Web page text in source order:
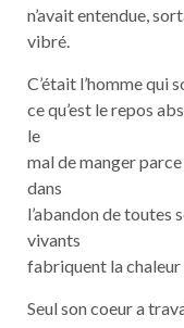
n’avait entendue,
vibré.
C’était l’homme qui
ce qu’est le repos
le
mal de manger
dans
l’abandon de toutes
vivants
fabriquent la chaleur
Seul son coeur a